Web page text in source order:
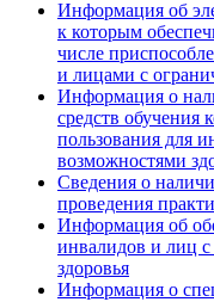
Информация об
к которым
числе
и лицами с
Информация о
средств обучения
пользования для
возможностями
Сведения о
проведения
Информация об
инвалидов и лиц
здоровья
Информация о